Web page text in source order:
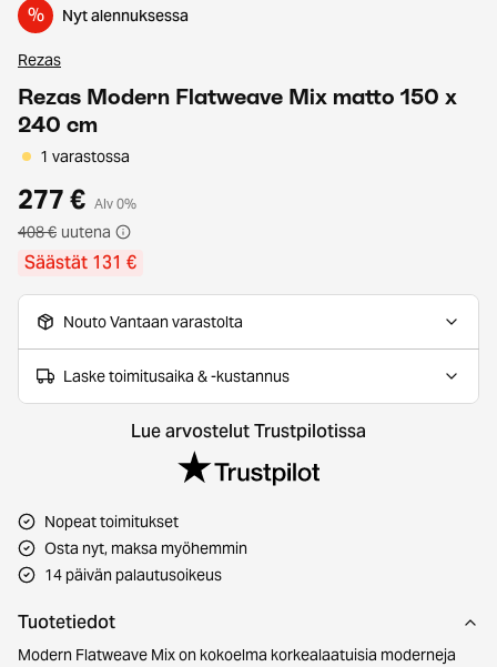
% Nyt alennuksessa
Rezas
Rezas Modern Flatweave Mix matto 150 x
240 cm
1 varastossa
277 € Alv 0%
408 € uutena
Säästät 131 €
Nouto Vantaan varastolta
Laske toimitusaika & -kustannus
Lue arvostelut Trustpilotissa
Nopeat toimitukset
Osta nyt, maksa myöhemmin
14 päivän palautusoikeus
Tuotetiedot
Modern Flatweave Mix on kokoelma korkealaatuisia moderneja